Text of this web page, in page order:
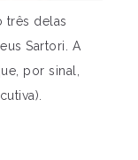
três delas
Sartori. A
por sinal,